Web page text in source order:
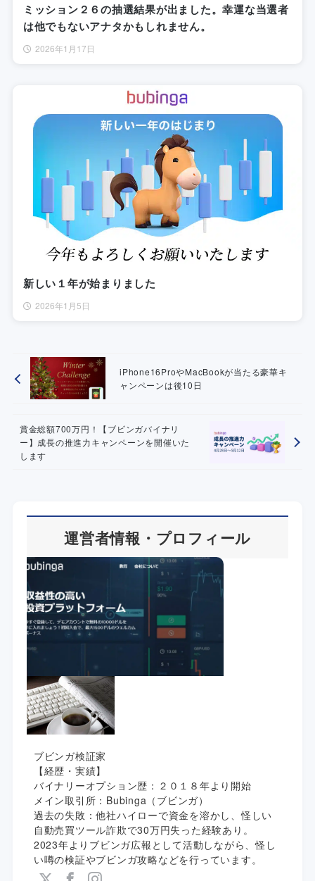
ミッション２６の抽選結果が出ました。幸運な当選者
は他でもないアナタかもしれません。
2026年1月17日
新しい１年が始まりました
2026年1月5日
iPhone16ProやMacBookが当たる豪華キ
ャンペーンは後10日
賞金総額700万円！【ブビンガバイナリ
ー】成長の推進力キャンペーンを開催いた
します
運営者情報・プロフィール
ブビンガ検証家
【経歴・実績】
バイナリーオプション歴：２０１８年より開始
メイン取引所：Bubinga（ブビンガ）
過去の失敗：他社ハイローで資金を溶かし、怪しい
自動売買ツール詐欺で30万円失った経験あり。
2023年よりブビンガ広報として活動しながら、怪し
い噂の検証やブビンガ攻略などを行っています。